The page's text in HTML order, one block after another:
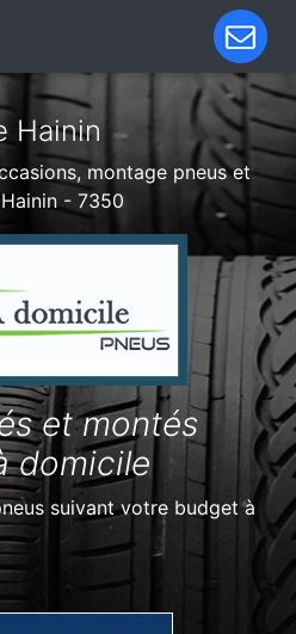
Hainin
montage pneus et
- 7350
et montés
domicile
suivant votre budget à